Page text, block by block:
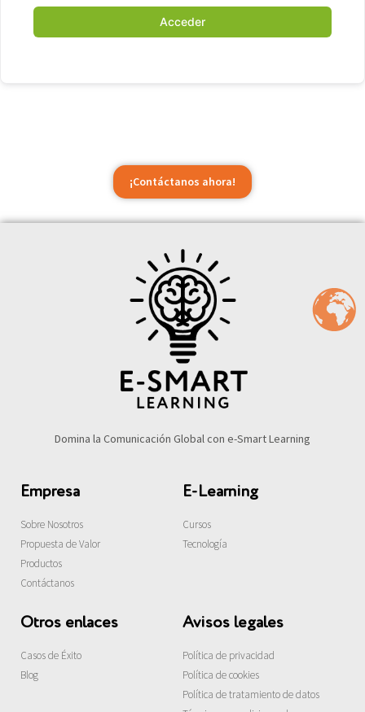
Acceder
¡Contáctanos ahora!
Domina la Comunicación Global con e-Smart Learning
Empresa
Sobre Nosotros
Propuesta de Valor
Productos
Contáctanos
E-Learning
Cursos
Tecnología
Otros enlaces
Casos de Éxito
Blog
Avisos legales
Política de privacidad
Política de cookies
Política de tratamiento de datos